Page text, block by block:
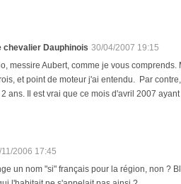
chevalier Dauphinois 30/04/2007 19:15
messire Aubert, comme je vous
et point de moteur j'ai entendu. Par
2 ans. Il est vrai que ce mois d'avril 2007
11/2006 17:45
un nom "si" français pour la région, non ?